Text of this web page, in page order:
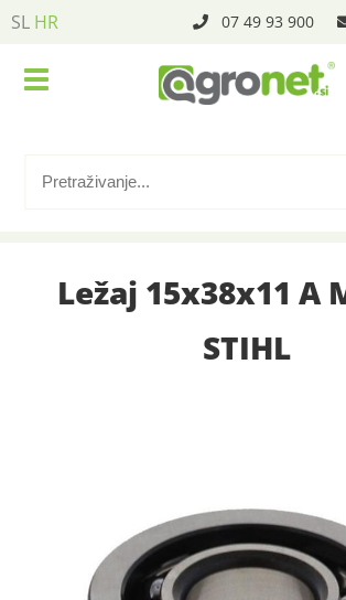
SL HR 07 49 93 900
Ležaj 15x38x11 A
STIHL